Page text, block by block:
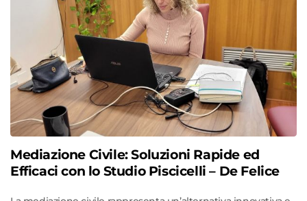
Mediazione Civile: Soluzioni Rapide ed
Efficaci con lo Studio Piscicelli – De Felice